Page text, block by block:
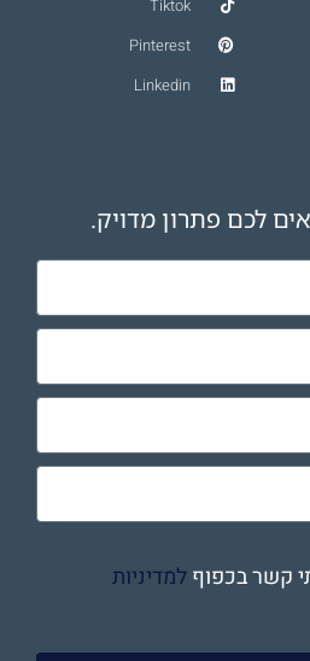
Tiktok
Pinterest
Linkedin
לכם פתרון מדויק.
קשר בכפוףלמדיניות